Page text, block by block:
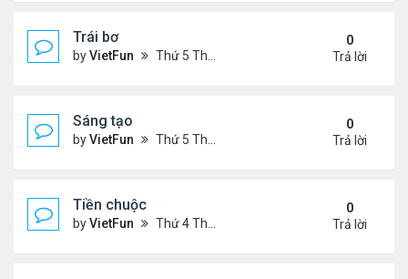
Trái bơ
byVietFun Thứ 5 Tháng 7 14, 2022 4:28 pm
0
Trả lời
Sáng tạo
byVietFun Thứ 5 Tháng 7 14, 2022 4:25 pm
0
Trả lời
Tiền chuộc
byVietFun Thứ 4 Tháng 7 06, 2022 12:18 pm
0
Trả lời